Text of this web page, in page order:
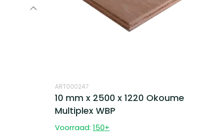
ART000247
10 mm x 2500 x 1220 Okoume
Multiplex WBP
Voorraad: 150+